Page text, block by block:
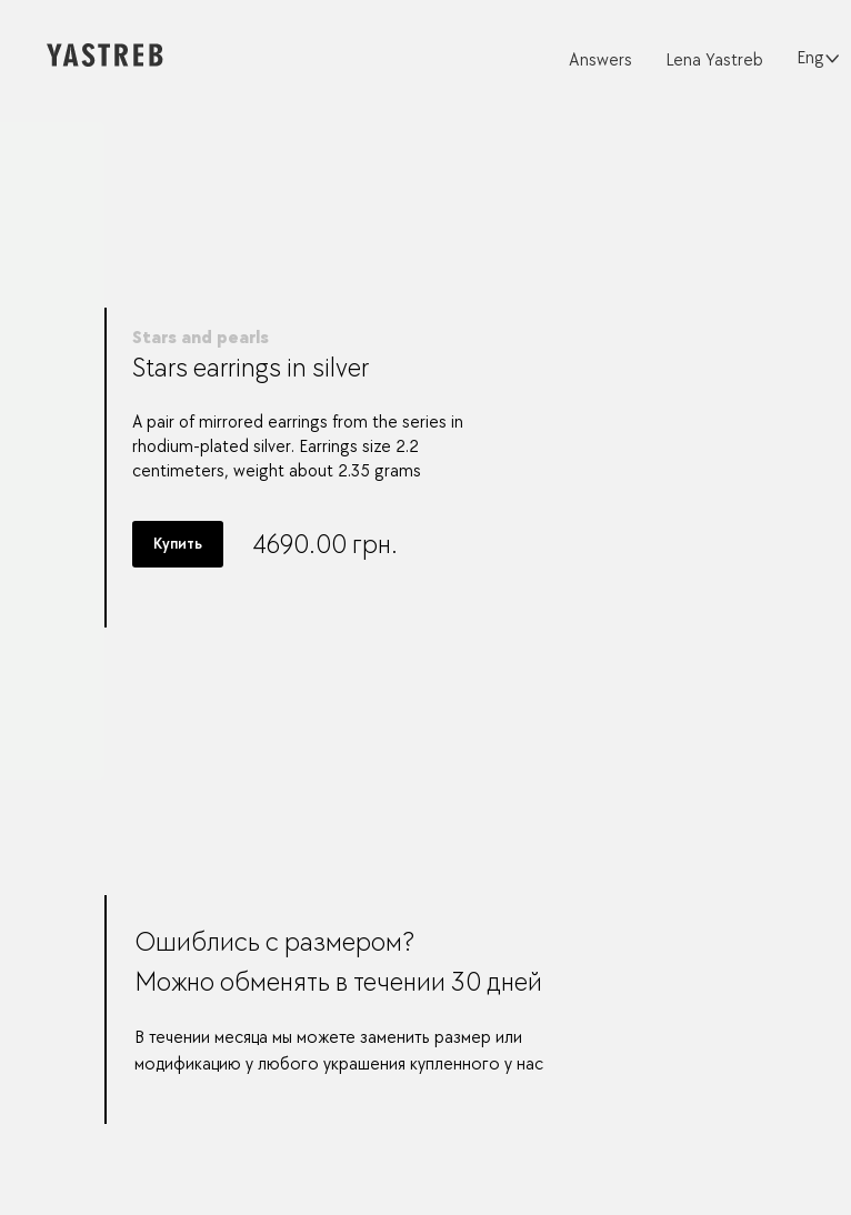
Answers Lena Yastreb English
Stars and pearls
Stars earrings in silver
A pair of mirrored earrings from the series in
rhodium-plated silver. Earrings size 2.2
centimeters, weight about 2.35 grams
Купить 4690.00 грн.
Ошиблись с размером?
Можно обменять в течении 30 дней
В течении месяца мы можете заменить размер или
модификацию у любого украшения купленного у нас